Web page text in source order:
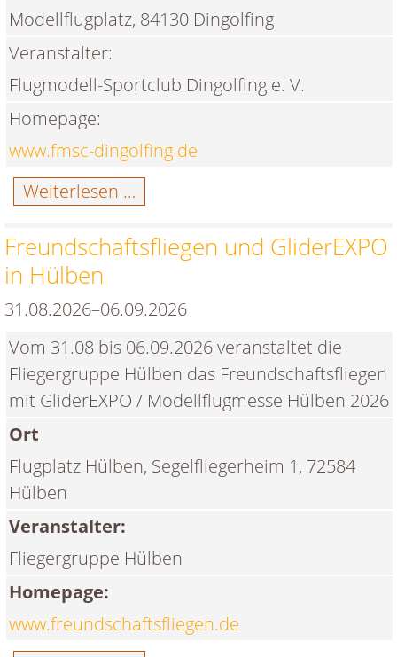
Modellflugplatz, 84130 Dingolfing
Veranstalter:
Flugmodell-Sportclub Dingolfing e. V.
Homepage:
www.fmsc-dingolfing.de
Weiterlesen …
Jahre
Flugmodell-
Sportclub
des
Dingolfing
Freundschaftsfliegen und GliderEXPO
in Hülben
31.08.2026–06.09.2026
Vom 31.08 bis 06.09.2026 veranstaltet die
Fliegergruppe Hülben das Freundschaftsfliegen
mit GliderEXPO / Modellflugmesse Hülben 2026
Ort
Flugplatz Hülben, Segelfliegerheim 1, 72584
Hülben
Veranstalter:
Fliegergruppe Hülben
Homepage:
www.freundschaftsfliegen.de